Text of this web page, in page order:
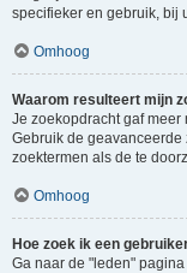
specifieker en gebruik, bij
Omhoog
Waarom resulteert mijn
Je zoekopdracht gaf
Gebruik de geavanceerde
zoektermen als de te
Omhoog
Hoe zoek ik een
Ga naar de "leden"